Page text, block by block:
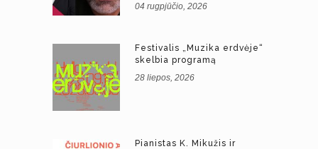
04 rugpjūčio, 2026
Festivalis „Muzika erdvėje“
skelbia programą
28 liepos, 2026
Pianistas K. Mikužis ir